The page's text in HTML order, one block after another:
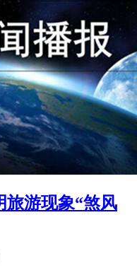
旅游现象“煞风